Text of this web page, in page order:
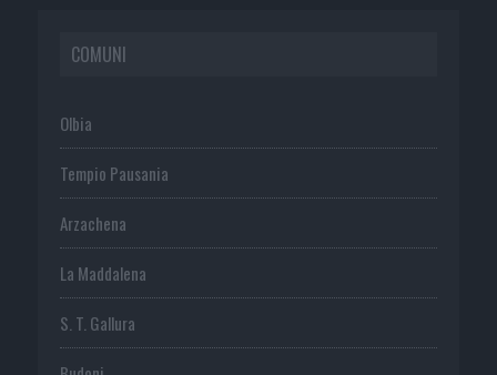
COMUNI
Olbia
Tempio Pausania
Arzachena
La Maddalena
S. T. Gallura